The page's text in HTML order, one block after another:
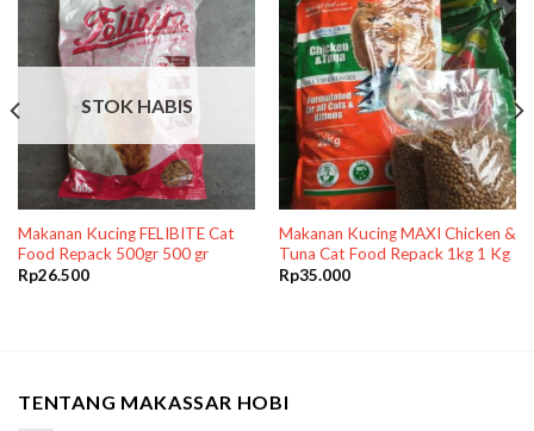
STOK HABIS
Makanan Kucing FELIBITE Cat
Food Repack 500gr 500 gr
Rp26.500
Makanan Kucing MAXI Chicken &
Tuna Cat Food Repack 1kg 1 Kg
Rp35.000
TENTANG MAKASSAR HOBI